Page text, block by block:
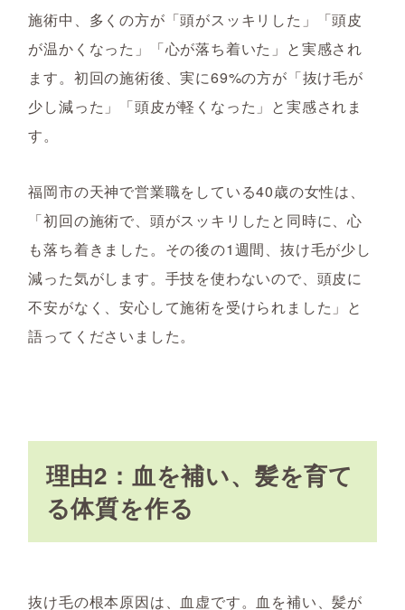
施術中、多くの方が「頭がスッキリした」「頭皮
が温かくなった」「心が落ち着いた」と実感され
ます。初回の施術後、実に69%の方が「抜け毛が
少し減った」「頭皮が軽くなった」と実感されま
す。
福岡市の天神で営業職をしている40歳の女性は、
「初回の施術で、頭がスッキリしたと同時に、心
も落ち着きました。その後の1週間、抜け毛が少し
減った気がします。手技を使わないので、頭皮に
不安がなく、安心して施術を受けられました」と
語ってくださいました。
理由2：血を補い、髪を育て
る体質を作る
抜け毛の根本原因は、血虚です。血を補い、髪が